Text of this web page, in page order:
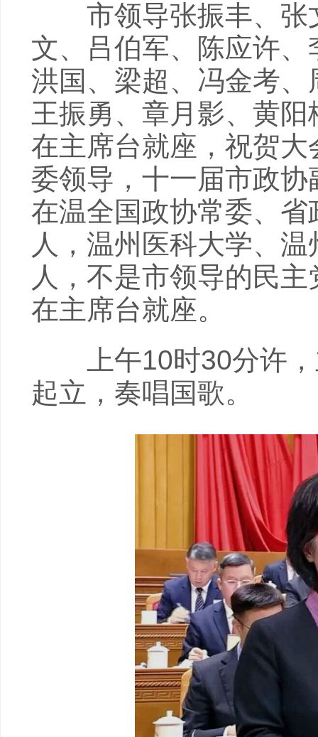
市领导张振丰、张
文、吕伯军、陈应许
洪国、梁超、冯金考
王振勇、章月影、黄
在主席台就座，祝贺
委领导，十一届市政
在温全国政协常委、省
人，温州医科大学、
人，不是市领导的民
在主席台就座。
上午10时30分许，
起立，奏唱国歌。